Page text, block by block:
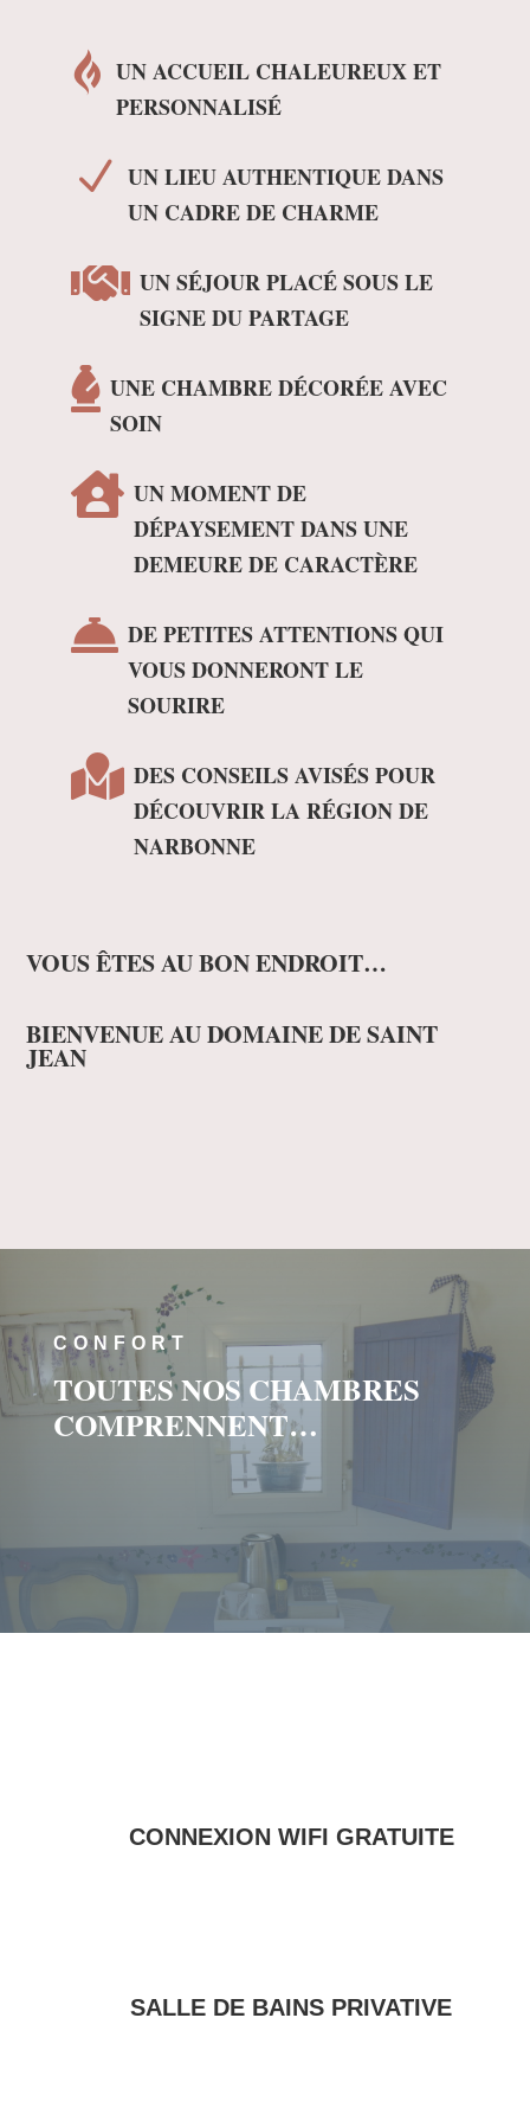
 UN ACCUEIL CHALEUREUX ET
PERSONNALISÉ
N UN LIEU AUTHENTIQUE DANS
UN CADRE DE CHARME
 UN SÉJOUR PLACÉ SOUS LE
SIGNE DU PARTAGE
 UNE CHAMBRE DÉCORÉE AVEC
SOIN
 UN MOMENT DE
DÉPAYSEMENT DANS UNE
DEMEURE DE CARACTÈRE
 DE PETITES ATTENTIONS QUI
VOUS DONNERONT LE
SOURIRE
 DES CONSEILS AVISÉS POUR
DÉCOUVRIR LA RÉGION DE
NARBONNE
VOUS ÊTES AU BON ENDROIT…
BIENVENUE AU DOMAINE DE SAINT
JEAN
CONFORT
TOUTES NOS CHAMBRES
COMPRENNENT…
CONNEXION WIFI GRATUITE
SALLE DE BAINS PRIVATIVE